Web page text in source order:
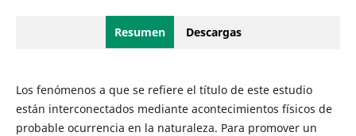
Resumen Descargas
Los fenómenos a que se refiere el título de este estudio
están interconectados mediante acontecimientos físicos de
probable ocurrencia en la naturaleza. Para promover un